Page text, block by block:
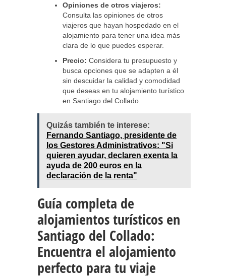
Opiniones de otros viajeros:
Consulta las opiniones de otros
viajeros que hayan hospedado en el
alojamiento para tener una idea más
clara de lo que puedes esperar.
Precio: Considera tu presupuesto y
busca opciones que se adapten a él
sin descuidar la calidad y comodidad
que deseas en tu alojamiento turístico
en Santiago del Collado.
Quizás también te interese:
Fernando Santiago, presidente de
los Gestores Administrativos: "Si
quieren ayudar, declaren exenta la
ayuda de 200 euros en la
declaración de la renta"
Guía completa de
alojamientos turísticos en
Santiago del Collado:
Encuentra el alojamiento
perfecto para tu viaje